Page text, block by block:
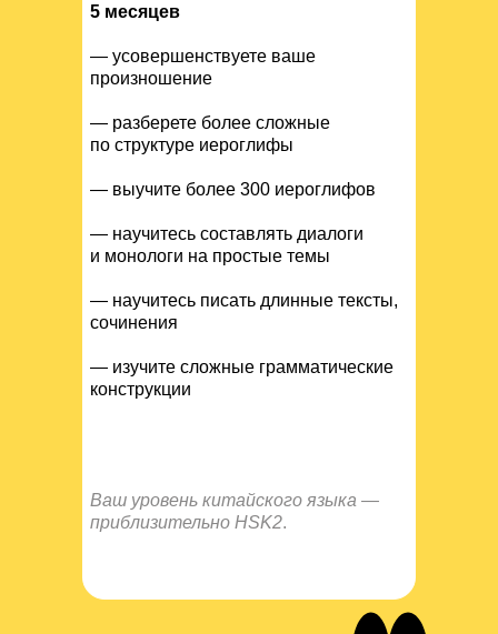
5 месяцев
— усовершенствуете ваше
произношение
— разберете более сложные
по структуре иероглифы
— выучите более 300 иероглифов
— научитесь составлять диалоги
и монологи на простые темы
— научитесь писать длинные тексты,
сочинения
— изучите сложные грамматические
конструкции
Ваш уровень китайского языка —
приблизительно HSK2.